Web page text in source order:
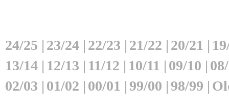
24/25 | 23/24 | 22/23 | 21/22 | 20/21 |
13/14 | 12/13 | 11/12 | 10/11 | 09/10 |
02/03 | 01/02 | 00/01 | 99/00 | 98/99 |